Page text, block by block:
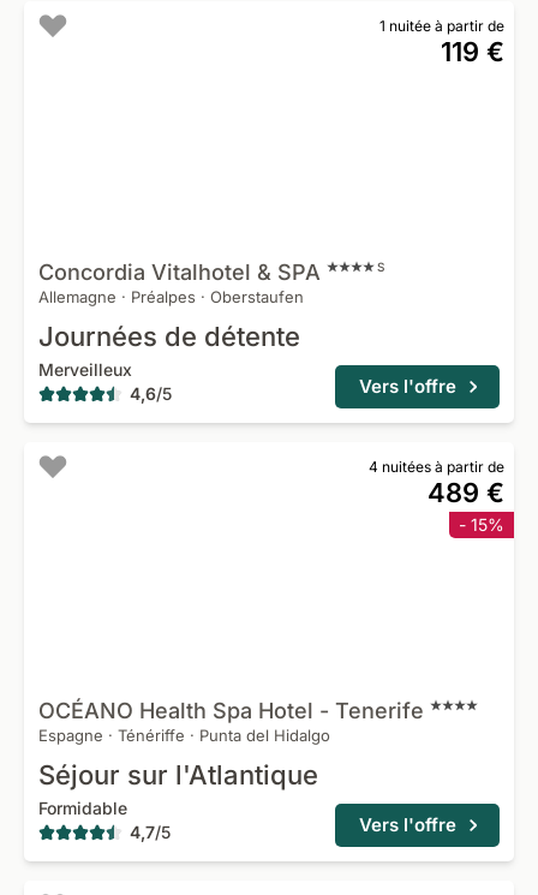
1 nuitée à partir de
119 €
Concordia Vitalhotel & SPA S
Allemagne · Préalpes · Oberstaufen
Journées de détente
Merveilleux
4,6/5 Vers l'offre
4 nuitées à partir de
489 €
- 15%
OCÉANO Health Spa Hotel - Tenerife
Espagne · Ténériffe · Punta del Hidalgo
Séjour sur l'Atlantique
Formidable
4,7/5 Vers l'offre